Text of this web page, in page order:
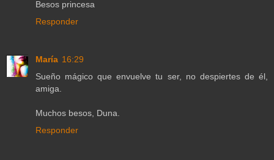
Besos princesa
Responder
María 16:29
Sueño mágico que envuelve tu ser, no despiertes de él,
amiga.
Muchos besos, Duna.
Responder